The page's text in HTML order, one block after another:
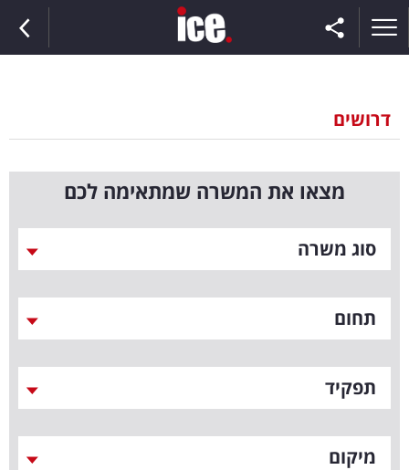
ראשי
השוק
תקשורת
ומדיה
כסף
וצרכנות
נדל"ן
דרושים
מצאו את המשרה שמתאימה לכם
סוג משרה
תחום
תפקיד
מיקום